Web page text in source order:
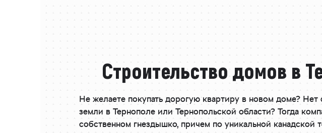
Строительство домов в
Не желаете покупать дорогую квартиру в новом доме?
земли в Тернополе или Тернопольской области? Тогда
собственном гнездышко, причем по уникальной канадской